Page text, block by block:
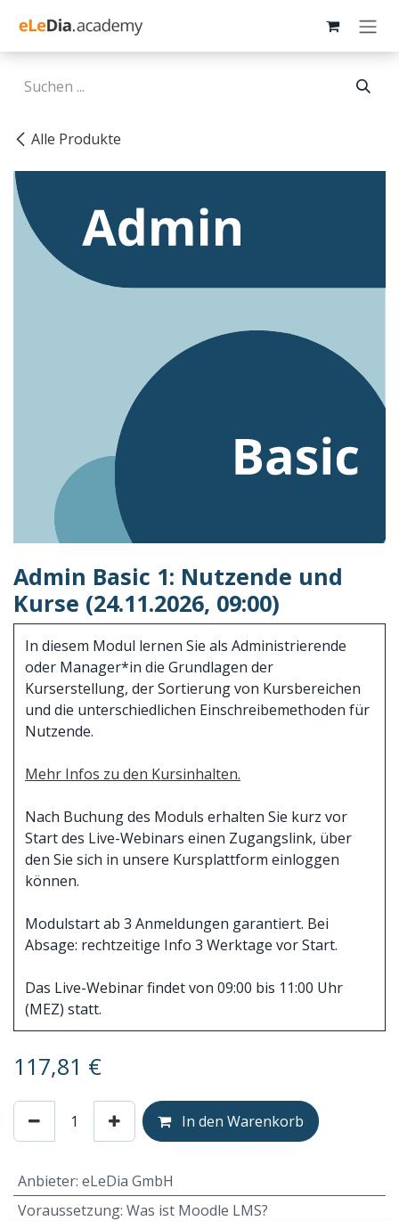
Alle Produkte
Admin Basic 1: Nutzende und
Kurse (24.11.2026, 09:00)
In diesem Modul lernen Sie als Administrierende
oder Manager*in die Grundlagen der
Kurserstellung, der Sortierung von Kursbereichen
und die unterschiedlichen Einschreibemethoden für
Nutzende.
Mehr Infos zu den Kursinhalten.
Nach Buchung des Moduls erhalten Sie kurz vor
Start des Live-Webinars einen Zugangslink, über
den Sie sich in unsere Kursplattform einloggen
können.
Modulstart ab 3 Anmeldungen garantiert. Bei
Absage: rechtzeitige Info 3 Werktage vor Start.
Das Live-Webinar findet von 09:00 bis 11:00 Uhr
(MEZ) statt.
117,81 €
In den Warenkorb
Anbieter: eLeDia GmbH
Voraussetzung: Was ist Moodle LMS?